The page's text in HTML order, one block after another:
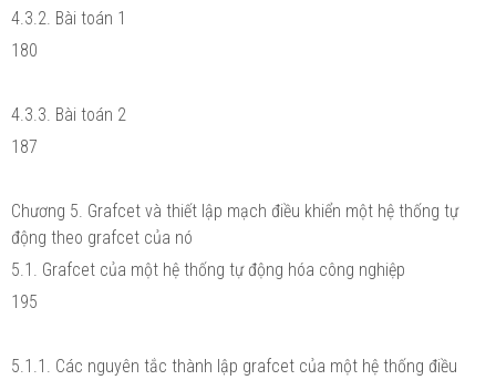
4.3.2. Bài toán 1
180
4.3.3. Bài toán 2
187
Chương 5. Grafcet và thiết lập mạch điều khiển một hệ thống tự
động theo grafcet của nó
5.1. Grafcet của một hệ thống tự động hóa công nghiệp
195
5.1.1. Các nguyên tắc thành lập grafcet của một hệ thống điều